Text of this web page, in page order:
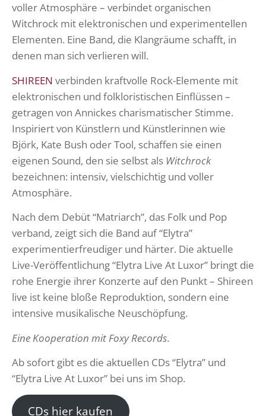
voller Atmosphäre – verbindet organischen
Witchrock mit elektronischen und experimentellen
Elementen. Eine Band, die Klangräume schafft, in
denen man sich verlieren will.
SHIREEN verbinden kraftvolle Rock-Elemente mit
elektronischen und folkloristischen Einflüssen –
getragen von Annickes charismatischer Stimme.
Inspiriert von Künstlern und Künstlerinnen wie
Björk, Kate Bush oder Tool, schaffen sie einen
eigenen Sound, den sie selbst als Witchrock
bezeichnen: intensiv, vielschichtig und voller
Atmosphäre.
Nach dem Debüt “Matriarch”, das Folk und Pop
verband, zeigt sich die Band auf “Elytra”
experimentierfreudiger und härter. Die aktuelle
Live-Veröffentlichung “Elytra Live At Luxor” bringt die
rohe Energie ihrer Konzerte auf den Punkt – Shireen
live ist keine bloße Reproduktion, sondern eine
intensive musikalische Neuschöpfung.
Eine Kooperation mit Foxy Records.
Ab sofort gibt es die aktuellen CDs “Elytra” und
“Elytra Live At Luxor” bei uns im Shop.
CDs hier kaufen